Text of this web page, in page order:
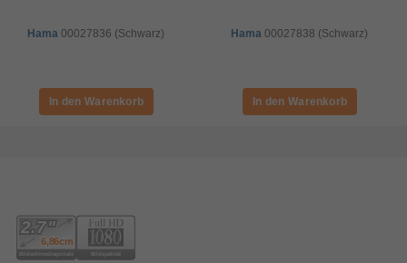
Hama00027836 (Schwarz) Hama00027838 (Schwarz)